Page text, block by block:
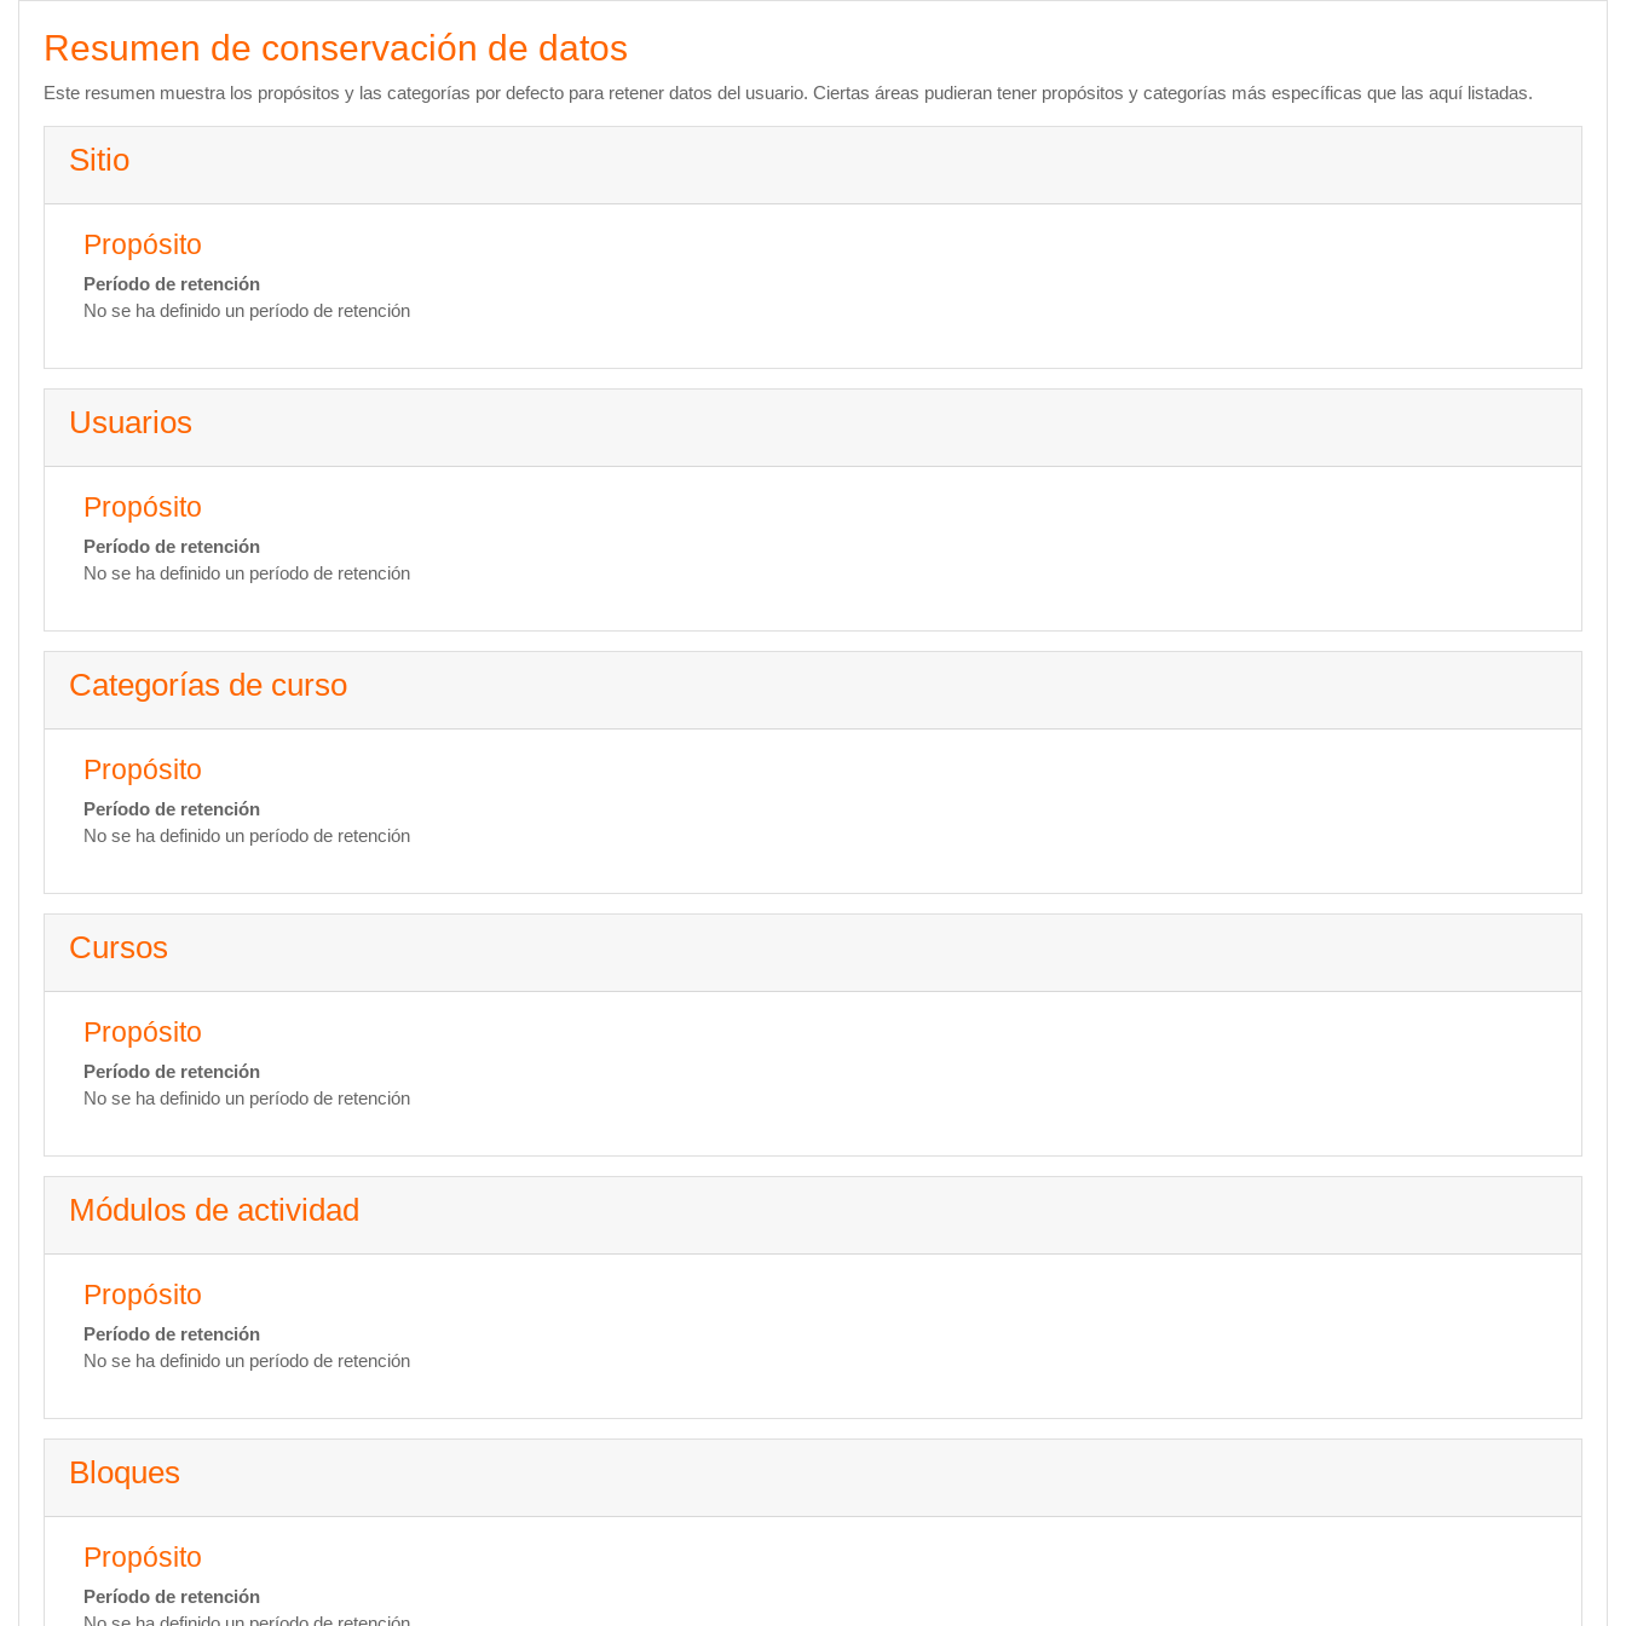
Resumen de conservación de datos
Este resumen muestra los propósitos y las categorías por defecto para retener datos del usuario. Ciertas áreas pudieran tener propósitos y categorías más específicas que las aquí listadas.
Sitio
Propósito
Período de retención
No se ha definido un período de retención
Usuarios
Propósito
Período de retención
No se ha definido un período de retención
Categorías de curso
Propósito
Período de retención
No se ha definido un período de retención
Cursos
Propósito
Período de retención
No se ha definido un período de retención
Módulos de actividad
Propósito
Período de retención
No se ha definido un período de retención
Bloques
Propósito
Período de retención